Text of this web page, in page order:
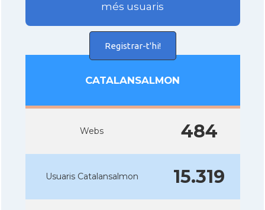
més usuaris
Registrar-t'hi!
CATALANSALMON
Webs 484
Usuaris Catalansalmon 15.319